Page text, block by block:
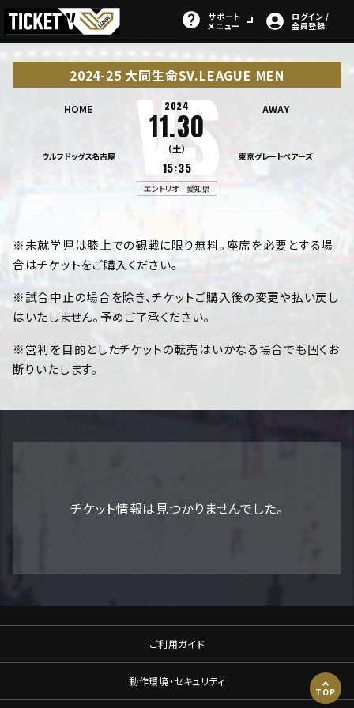
サポート
メニュー
ログイン /
会員登録
2024-25 大同生命SV.LEAGUE MEN
HOME
ウルフドッグス名古屋
2024
11.30
（土）
15:35
AWAY
東京グレートベアーズ
エントリオ｜愛知県
※未就学児は膝上での観戦に限り無料。座席を必要とする場
合はチケットをご購入ください。
※試合中止の場合を除き、チケットご購入後の変更や払い戻し
はいたしません。予めご了承ください。
※営利を目的としたチケットの転売はいかなる場合でも固くお
断りいたします。
チケット情報は見つかりませんでした。
ご利用ガイド
動作環境・セキュリティ
TOP